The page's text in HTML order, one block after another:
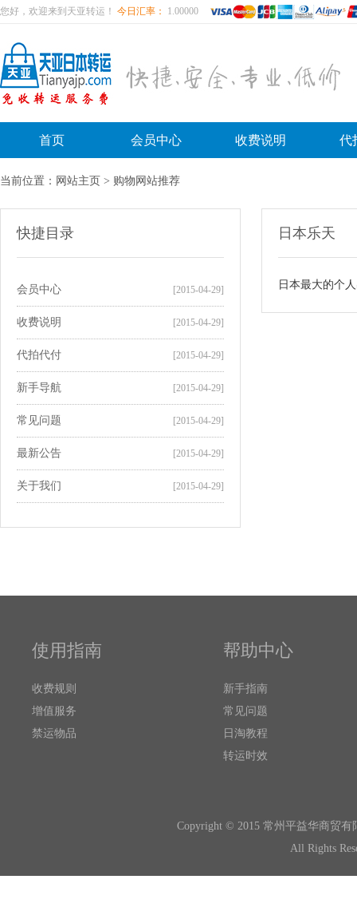
您好，欢迎来到天亚转运！ 今日汇率： 1.00000
首页 会员中心 收费说明 代
当前位置： 网站主页 > 购物网站推荐
快捷目录
会员中心 [2015-04-29]
收费说明 [2015-04-29]
代拍代付 [2015-04-29]
新手导航 [2015-04-29]
常见问题 [2015-04-29]
最新公告 [2015-04-29]
关于我们 [2015-04-29]
日本乐天
日本最大的个
使用指南
收费规则
增值服务
禁运物品
帮助中心
新手指南
常见问题
日淘教程
转运时效
Copyright © 2015 常州平益华商贸
All Rights